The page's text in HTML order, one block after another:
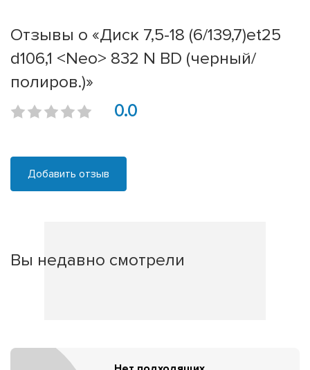
Отзывы о «Диск 7,5-18 (6/139,7)et25
d106,1 <Neo> 832 N BD (черный/
полиров.)»
0.0
Добавить отзыв
Вы недавно смотрели